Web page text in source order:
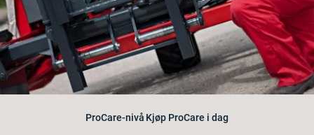
ProCare-nivå Kjøp ProCare i dag